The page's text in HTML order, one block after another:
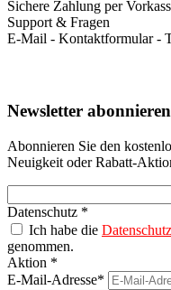
Sichere Zahlung per
Support & Fragen
E-Mail - Kontaktformular -
Newsletter abonnieren
Abonnieren Sie den
Neuigkeit oder Rabatt-
Datenschutz *
Ich habe die
genommen.
Aktion *
E-Mail-Adresse*